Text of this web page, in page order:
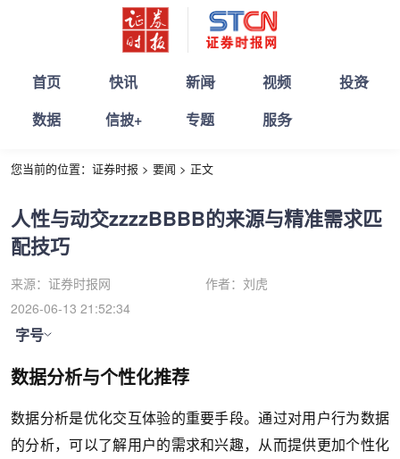
首页 快讯 新闻 视频
投资
数据
信披+ 专题 服务
您当前的位置： 证券时报 > 要闻 > 正文
人性与动交zzzzBBBB的来源与精准需求匹
配技巧
来源： 证券时报网 作者： 刘虎
2026-06-13 21:52:34
字号
数据分析与个性化推荐
数据分析是优化交互体验的重要手段。通过对用户行为数据
的分析，可以了解用户的需求和兴趣，从而提供更加个性化